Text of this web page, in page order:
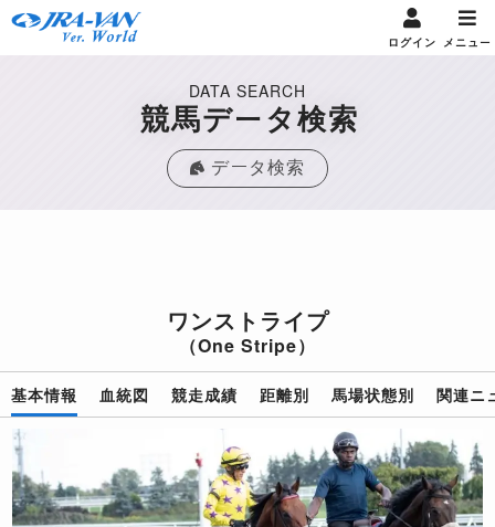
ログイン メニュー
DATA SEARCH
競馬データ検索
データ検索
ワンストライプ
（One Stripe）
基本情報 血統図 競走成績 距離別 馬場状態別 関連ニ